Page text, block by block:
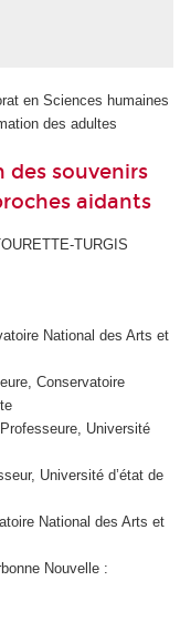
en Sciences humaines
des adultes
des souvenirs
aidants
TURGIS
National des Arts et
Conservatoire
, Professeure, Université
Université d’état de
National des Arts et
Nouvelle :